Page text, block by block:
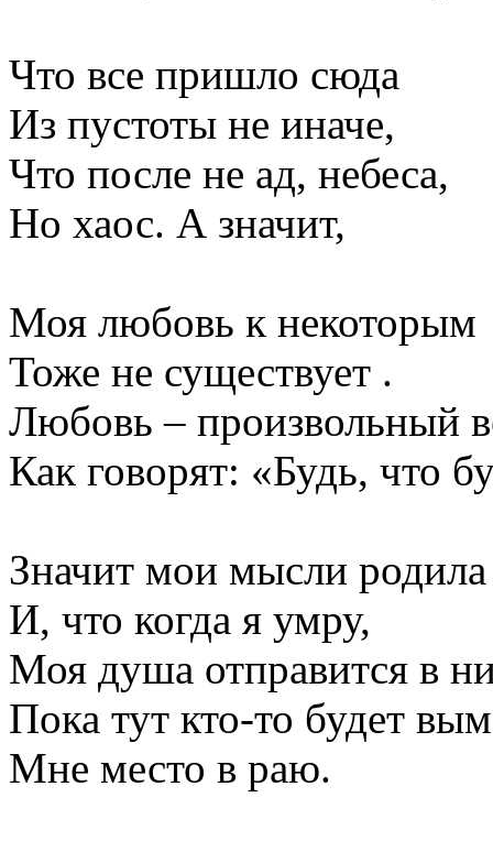
Что все пришло сюда
Из пустоты не иначе,
Что после не ад, небеса,
Но хаос. А значит,
Моя любовь к некоторым
Тоже не существует .
Любовь – произвольный
Как говорят: «Будь, что
Значит мои мысли родила
И, что когда я умру,
Моя душа отправится в
Пока тут кто-то будет
Мне место в раю.